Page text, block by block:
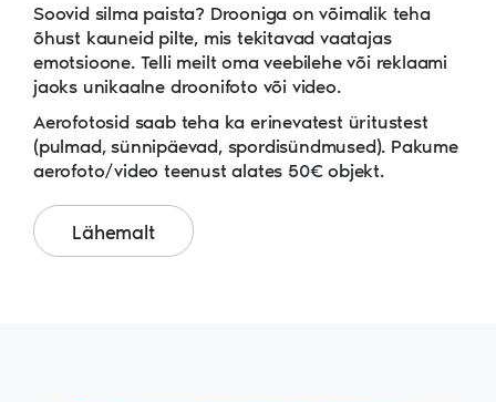
Soovid silma paista? Drooniga on võimalik teha
õhust kauneid pilte, mis tekitavad vaatajas
emotsioone. Telli meilt oma veebilehe või reklaami
jaoks unikaalne droonifoto või video.
Aerofotosid saab teha ka erinevatest üritustest
(pulmad, sünnipäevad, spordisündmused). Pakume
aerofoto/video teenust alates 50€ objekt.
Lähemalt